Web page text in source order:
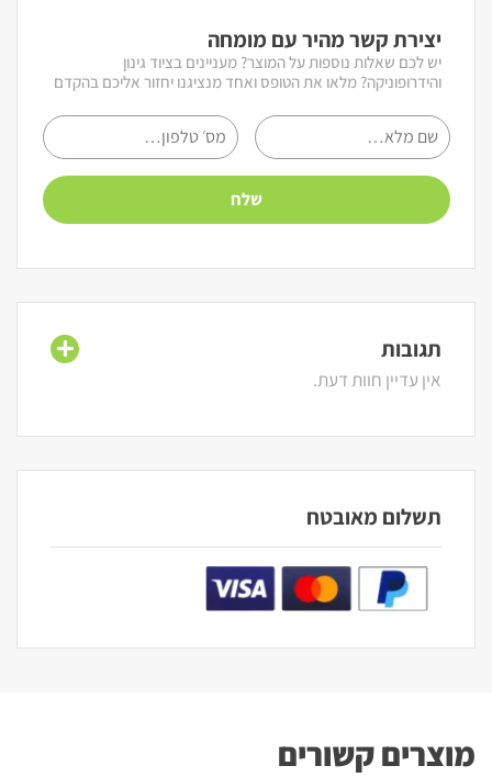
יצירת קשר מהיר עם מומחה
יש לכם שאלות נוספות על המוצר? מעניינים בציוד גינון
והידרופוניקה? מלאו את הטופס ואחד מנציגנו יחזור אליכם בהקדם
תגובות
אין עדיין חוות דעת.
תשלום מאובטח
מוצרים קשורים